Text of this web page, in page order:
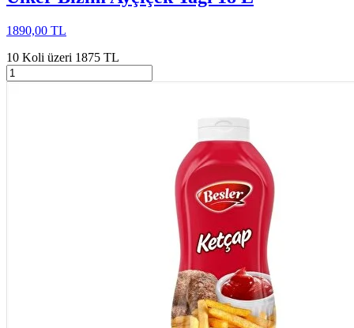
1890,00 TL
10 Koli üzeri 1875 TL